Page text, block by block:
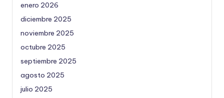
enero 2026
diciembre 2025
noviembre 2025
octubre 2025
septiembre 2025
agosto 2025
julio 2025